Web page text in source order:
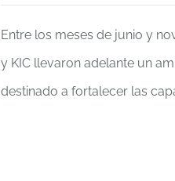
Entre los meses de junio y
y KIC llevaron adelante un
destinado a fortalecer las